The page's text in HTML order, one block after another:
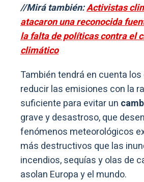
//Mirá también:Activistas
atacaron una reconocida
la falta de políticas contra el
climático
También tendrá en cuenta
reducir las emisiones con la
suficiente para evitar un
grave y desastroso, que
fenómenos meteorológicos
más destructivos que las
incendios, sequías y olas de
asolan Europa y el mundo.